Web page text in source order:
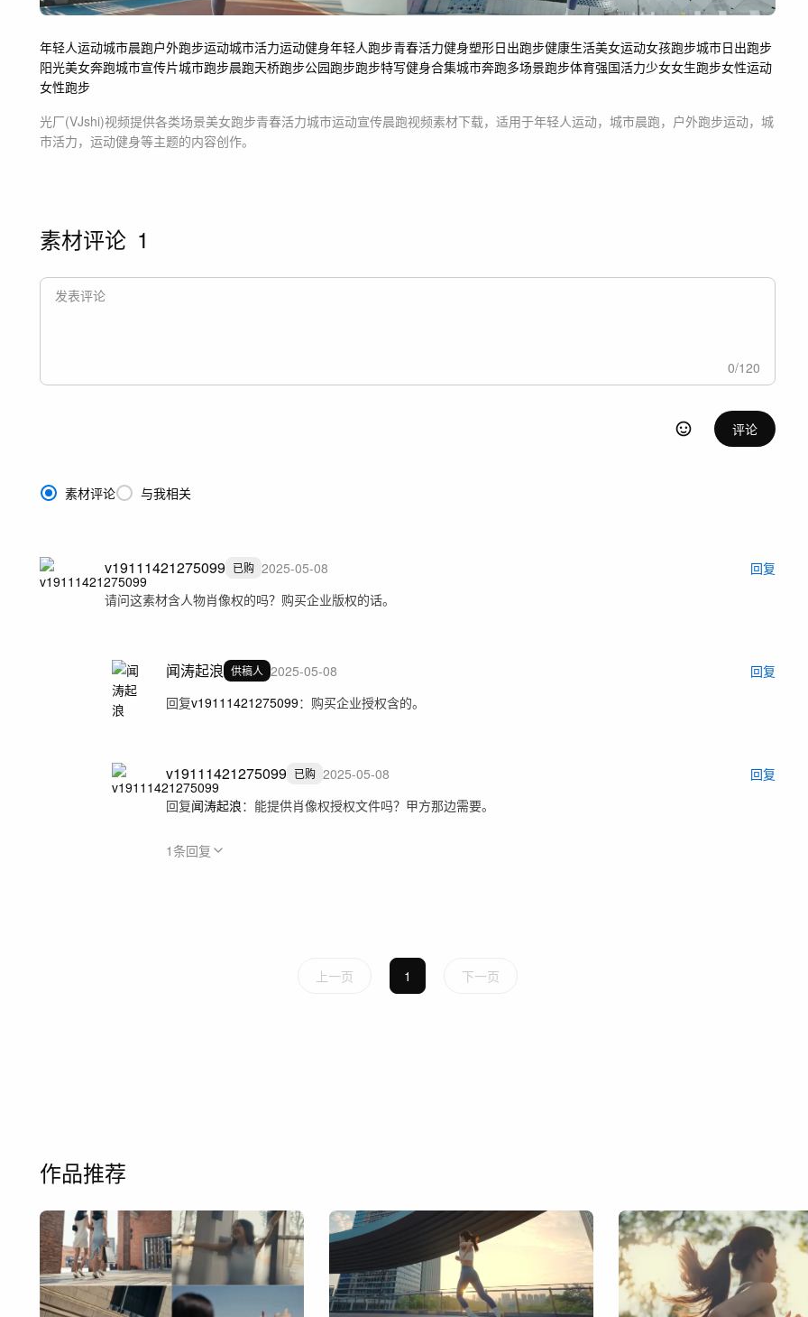
年轻人运动城市晨跑户外跑步运动城市活力运动健身年轻人跑步青春活力健身塑形日出跑步健康生活美女运动女孩跑步城市日出跑步
阳光美女奔跑城市宣传片城市跑步晨跑天桥跑步公园跑步跑步特写健身合集城市奔跑多场景跑步体育强国活力少女女生跑步女性运动
女性跑步
光厂(VJshi)视频提供各类场景美女跑步青春活力城市运动宣传晨跑视频素材下载，适用于年轻人运动，城市晨跑，户外跑步运动，城
市活力，运动健身等主题的内容创作。
素材评论 1
0/120
评论
素材评论 与我相关
v19111421275099 已购 2025-05-08
回复
请问这素材含人物肖像权的吗？购买企业版权的话。
闻涛起浪 供稿人 2025-05-08
回复
回复v19111421275099： 购买企业授权含的。
v19111421275099 已购 2025-05-08
回复
回复闻涛起浪： 能提供肖像权授权文件吗？甲方那边需要。
1条回复
上一页 1 下一页
作品推荐